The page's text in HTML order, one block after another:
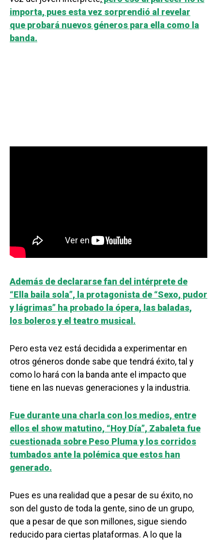
importa, pues esta vez sorprendió al revelar
que probará nuevos géneros para ella como la
banda.
Además de declararse fan del intérprete de
“Ella baila sola”, la protagonista de “Sexo, pudor
y lágrimas” ha probado la ópera, las baladas,
los boleros y el teatro musical.
Pero esta vez está decidida a experimentar en
otros géneros donde sabe que tendrá éxito, tal y
como lo hará con la banda ante el impacto que
tiene en las nuevas generaciones y la industria.
Fue durante una charla con los medios, entre
ellos el show matutino, “Hoy Día”, Zabaleta fue
cuestionada sobre Peso Pluma y los corridos
tumbados ante la polémica que estos han
generado.
Pues es una realidad que a pesar de su éxito, no
son del gusto de toda la gente, sino de un grupo,
que a pesar de que son millones, sigue siendo
reducido para ciertas plataformas. A lo que la